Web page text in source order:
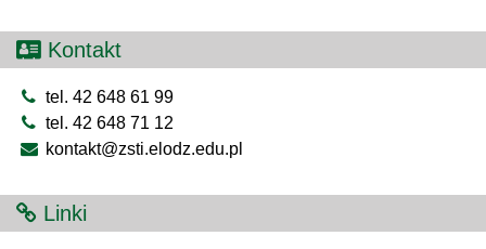
Kontakt
tel. 42 648 61 99
tel. 42 648 71 12
kontakt@zsti.elodz.edu.pl
Linki